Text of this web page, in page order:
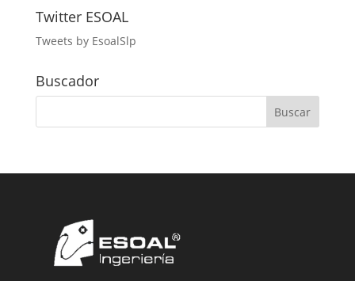
Twitter ESOAL
Tweets by EsoalSlp
Buscador